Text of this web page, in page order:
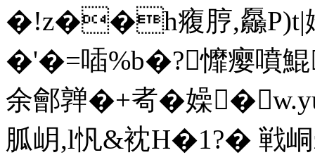
�!z��h癁脝,厵P)t|姙
�'�=喢%b�?戂瘿噴鯤
余鄶亸�+耇�嬠�
胍岄,l忛&衴H�1?� 戦